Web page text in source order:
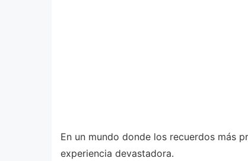
En un mundo donde los recuerdos más
experiencia devastadora.